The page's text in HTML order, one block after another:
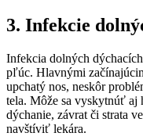
3. Infekcie
Infekcia dolných
pľúc. Hlavnými
upchatý nos, neskôr
tela. Môže sa vyskytnúť aj
dýchanie, závrat či strata
navštíviť lekára.